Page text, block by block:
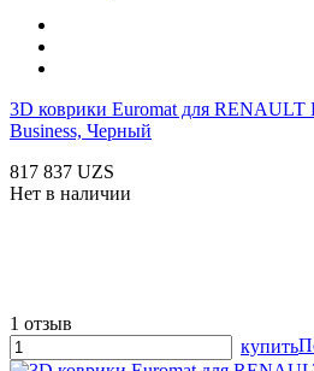
3D коврики Euromat для RENAULT
Business, Черный
817 837 UZS
Нет в наличии
1 отзыв
купить